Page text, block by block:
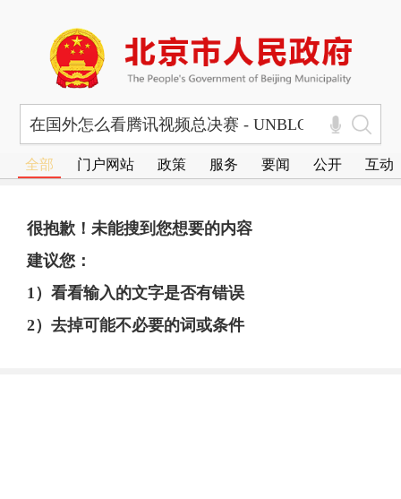
全部 门户网站 政策 服务 要闻 公开 互动
很抱歉！未能搜到您想要的内容
建议您：
1）看看输入的文字是否有错误
2）去掉可能不必要的词或条件